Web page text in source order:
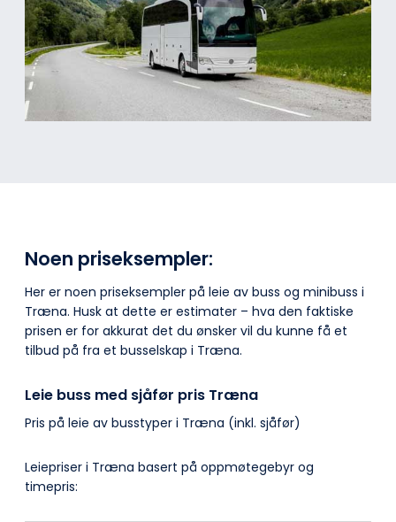
Noen priseksempler:
Her er noen priseksempler på leie av buss og minibuss i
Træna. Husk at dette er estimater – hva den faktiske
prisen er for akkurat det du ønsker vil du kunne få et
tilbud på fra et busselskap i Træna.
Leie buss med sjåfør pris Træna
Pris på leie av busstyper i Træna (inkl. sjåfør)
Leiepriser i Træna basert på oppmøtegebyr og
timepris: